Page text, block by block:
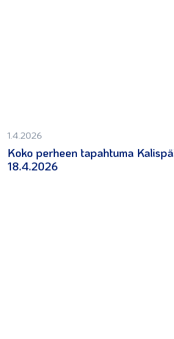
1.4.2026
Koko perheen tapahtuma
18.4.2026